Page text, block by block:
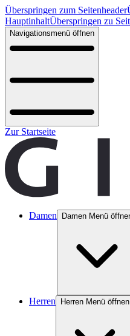
Überspringen zum Seitenheader
HauptinhaltÜberspringen zu
Navigationsmenü öffnen
Zur Startseite
Damen Damen Menü
Herren Herren Menü öffnen